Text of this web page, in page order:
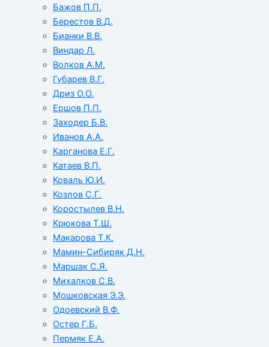
Бажов П.П.
Берестов В.Д.
Бианки В.В.
Виндар Л.
Волков А.М.
Губарев В.Г.
Дриз О.О.
Ершов П.П.
Заходер Б.В.
Иванов А.А.
Карганова Е.Г.
Катаев В.П.
Коваль Ю.И.
Козлов С.Г.
Коростылев В.Н.
Крюкова Т.Ш.
Макарова Т.К.
Мамин-Сибиряк Д.Н.
Маршак С.Я.
Михалков С.В.
Мошковская Э.Э.
Одоевский В.Ф.
Остер Г.Б.
Пермяк Е.А.